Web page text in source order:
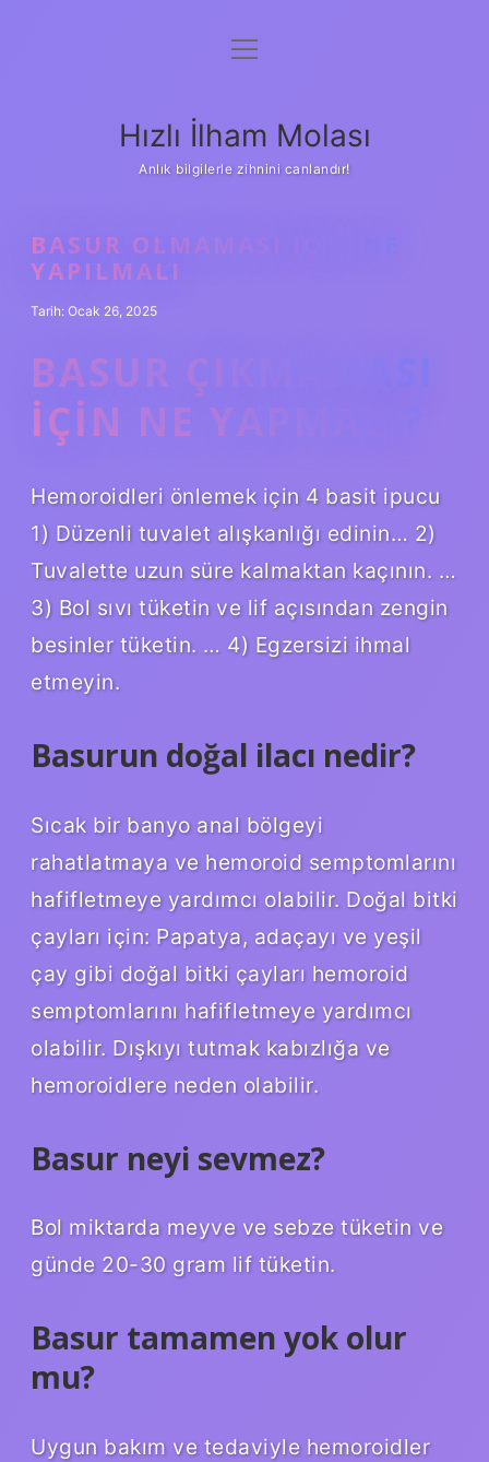
Anasayfa
Yasal Uyarı
menüyü
Hızlı İlham Molası
Anlık bilgilerle zihnini canlandır!
BASUR OLMAMASI IÇIN NE
YAPILMALI
Tarih: Ocak 26, 2025
BASUR ÇIKMAMASI
IÇIN NE YAPMALI?
Hemoroidleri önlemek için 4 basit ipucu
1) Düzenli tuvalet alışkanlığı edinin… 2)
Tuvalette uzun süre kalmaktan kaçının. …
3) Bol sıvı tüketin ve lif açısından zengin
besinler tüketin. … 4) Egzersizi ihmal
etmeyin.
Basurun doğal ilacı nedir?
Sıcak bir banyo anal bölgeyi
rahatlatmaya ve hemoroid semptomlarını
hafifletmeye yardımcı olabilir. Doğal bitki
çayları için: Papatya, adaçayı ve yeşil
çay gibi doğal bitki çayları hemoroid
semptomlarını hafifletmeye yardımcı
olabilir. Dışkıyı tutmak kabızlığa ve
hemoroidlere neden olabilir.
Basur neyi sevmez?
Bol miktarda meyve ve sebze tüketin ve
günde 20-30 gram lif tüketin.
Basur tamamen yok olur
mu?
Uygun bakım ve tedaviyle hemoroidler